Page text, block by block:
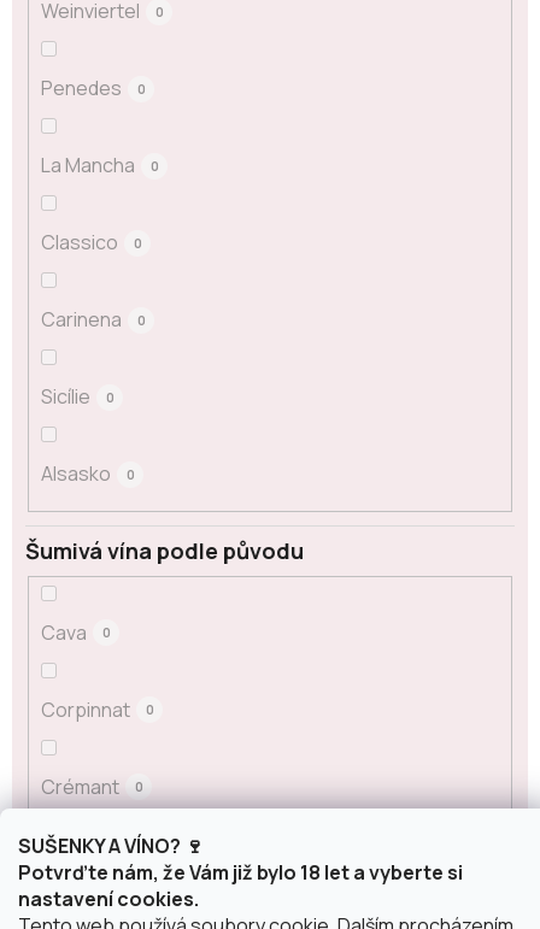
SUŠENKY A VÍNO? 🍷
Potvrďte nám, že Vám již bylo 18 let a vyberte si
nastavení cookies.
Weinviertel 0
Penedes 0
La Mancha 0
Classico 0
Carinena 0
Sicílie 0
Alsasko 0
Šumivá vína podle původu
Cava 0
Corpinnat 0
Crémant 0
Franciacorta 0